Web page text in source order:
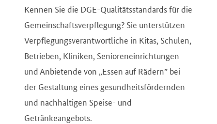
Kennen Sie die DGE-Qualitätsstandards für die
Gemeinschaftsverpflegung? Sie unterstützen
Verpflegungsverantwortliche in Kitas, Schulen,
Betrieben, Kliniken, Senioreneinrichtungen
und Anbietende von „Essen auf Rädern” bei
der Gestaltung eines gesundheitsfördernden
und nachhaltigen Speise- und
Getränkeangebots.